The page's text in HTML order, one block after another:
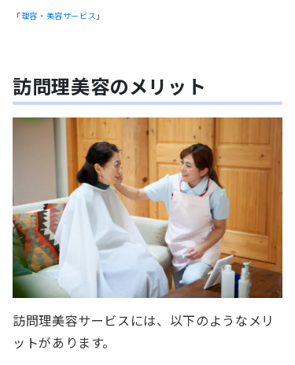
「 理容・美容サービス 」
訪問理美容のメリット
訪問理美容サービスには、以下のようなメリ
ットがあります。